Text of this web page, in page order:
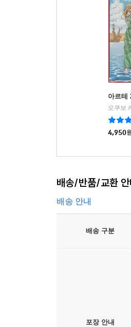
아르테
오쿠보
4,950
배송/반품/교환 안
배송 안내
배송 구분
포장 안내